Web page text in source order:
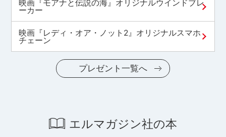
映画『モアナと伝説の海』オリジナルウインドブレ
ーカー
映画『レディ・オア・ノット2』オリジナルスマホ
チェーン
プレゼント一覧へ
エルマガジン社の本